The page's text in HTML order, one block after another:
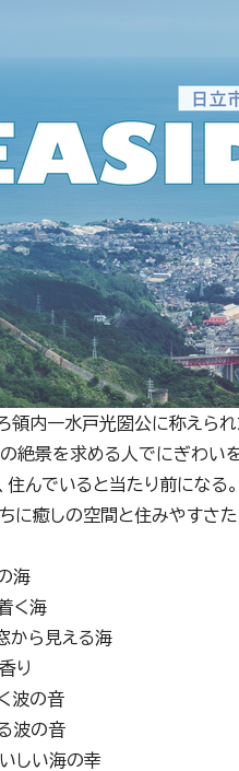
領内一水戸光圀公に称えられ
絶景を求める人でにぎわい
住んでいると当たり前になる。
に癒しの空間と住みやすさた
海
く海
から見える海
り
波の音
波の音
しい海の幸